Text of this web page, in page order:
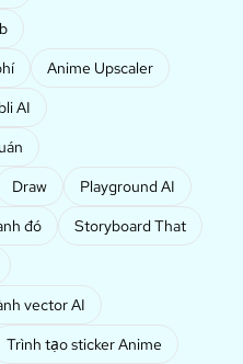
Anime Upscaler
AI
Draw
Playground AI
đó
Storyboard That
vector AI
Trình tạo sticker Anime